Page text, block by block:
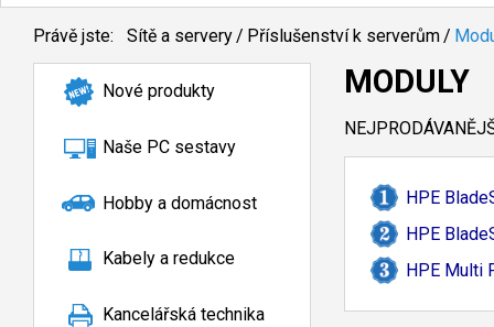
Právě jste: Sítě a servery/ Příslušenství k serverům/
Nové produkty
Naše PC sestavy
Hobby a domácnost
Kabely a redukce
Kancelářská technika
MODULY
HPE
HPE
HPE Multi